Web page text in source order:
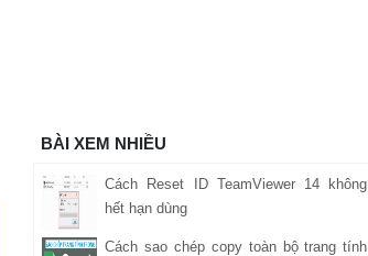
BÀI XEM NHIỀU
Cách Reset ID TeamViewer 14 không
hết hạn dùng
Cách sao chép copy toàn bộ trang tính